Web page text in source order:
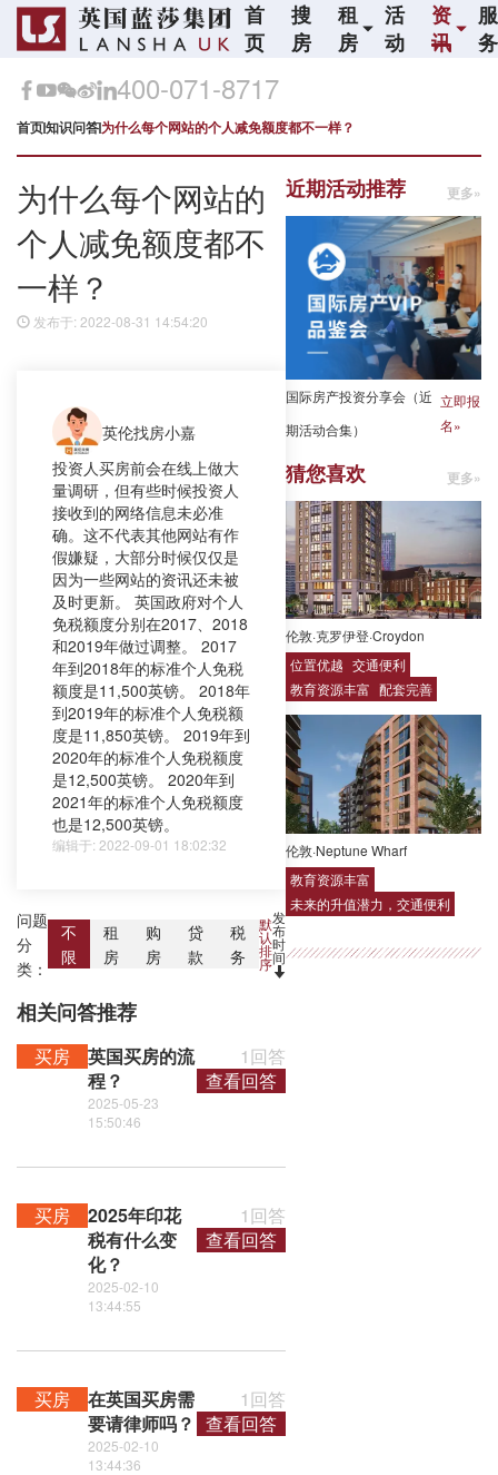
首
页
搜
房
租
房
活
动
资
讯
服
务
400-071-8717
首页知识问答为什么每个网站的个人减免额度都不一样？
为什么每个网站的
个人减免额度都不
一样？
发布于: 2022-08-31 14:54:20
英伦找房小嘉
投资人买房前会在线上做大
量调研，但有些时候投资人
接收到的网络信息未必准
确。这不代表其他网站有作
假嫌疑，大部分时候仅仅是
因为一些网站的资讯还未被
及时更新。 英国政府对个人
免税额度分别在2017、2018
和2019年做过调整。 2017
年到2018年的标准个人免税
额度是11,500英镑。 2018年
到2019年的标准个人免税额
度是11,850英镑。 2019年到
2020年的标准个人免税额度
是12,500英镑。 2020年到
2021年的标准个人免税额度
也是12,500英镑。
编辑于: 2022-09-01 18:02:32
问题
分
类：
不
限
租
房
购
房
贷
款
税
务
默
认
排
序
发
布
时
间
相关问答推荐
买房
英国买房的流
程？
2025-05-23
15:50:46
1回答
查看回答
买房
2025年印花
税有什么变
化？
2025-02-10
13:44:55
1回答
查看回答
买房
在英国买房需
要请律师吗？
2025-02-10
13:44:36
1回答
查看回答
近期活动推荐 更多»
国际房产投资分享会（近
期活动合集）
立即报
名»
猜您喜欢 更多»
伦敦·克罗伊登·Croydon
位置优越 交通便利
教育资源丰富 配套完善
伦敦·Neptune Wharf
教育资源丰富
未来的升值潜力，交通便利